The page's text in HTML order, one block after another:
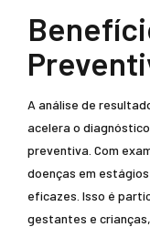
A análise de
acelera o
preventiva. Com
doenças em
eficazes. Isso é
gestantes e